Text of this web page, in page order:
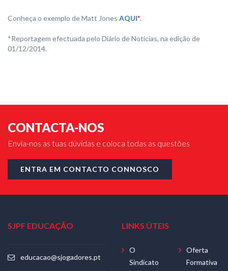
Conheça o exemplo de Matt Jones AQUI*.
*Reportagem efectuada pelo Diário de Notícias, na edição de
01/12/2014.
CONTACTA-NOS
Envia-nos as tuas dúvidas e coloca todas as questões
ENTRA EM CONTACTO CONNOSCO
SJPF EDUCAÇÃO
educacao@sjogadores.pt
LINKS ÚTEIS
O
Sindicato
Oferta
Formativa